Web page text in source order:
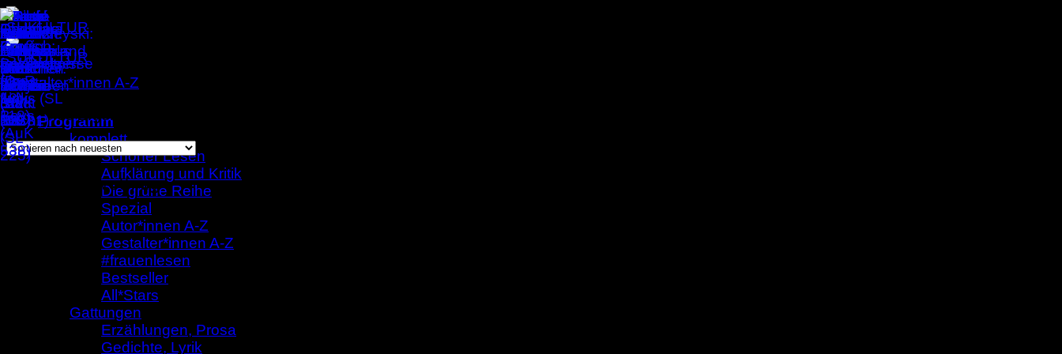
Zum
Inhalt
springen
Programm
komplett
Schöner Lesen
Aufklärung und Kritik
Die grüne Reihe
Spezial
Autor*innen A-Z
Gestalter*innen A-Z
#frauenlesen
Bestseller
All*Stars
Gattungen
Erzählungen, Prosa
Gedichte, Lyrik
Gestalter*innen A-Z
Einzelnes Ergebnis wird angezeigt
Kristina Nowothnig